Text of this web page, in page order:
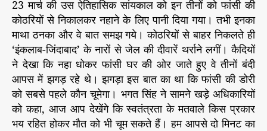
23 मार्च की उस ऐतिहासिक सांयकाल को इन तीनों को फांसी की
कोठरियों से निकालकर नहाने के लिए पानी दिया गया। तभी इनका
माथा ठनका और वे बात समझ गये। कोठरियों से बाहर निकलते ही
‘इंकलाब-जिंदाबाद’ के नारों से जेल की दीवारें थर्राने लगीं। कैदियों
ने देखा कि नहा धोकर फांसी घर की ओर जाते हुए वे तीनों बंदी
आपस में झगड़ रहे थे। झगड़ा इस बात का था कि फांसी की डोरी
को सबसे पहले कौन चूमेगा। भगत सिंह ने सामने खड़े अधिकारियों
को कहा, आज आप देखेंगे कि स्वतंत्रता के मतवाले किस प्रकार
भय रहित होकर मौत को भी चूम सकते हैं। हम आपसे दो मिनट का